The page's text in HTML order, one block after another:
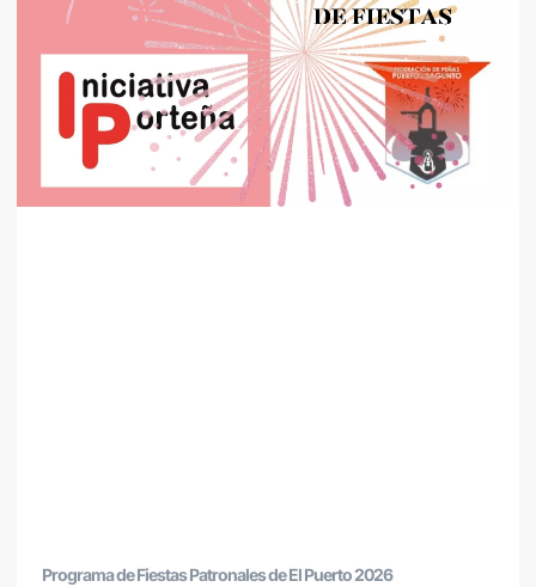
Programa de Fiestas Patronales de El Puerto 2026